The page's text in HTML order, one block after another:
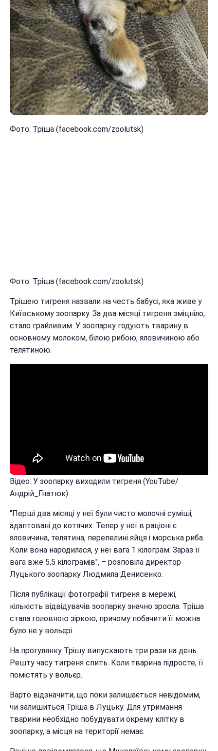
Фото: Тріша (facebook.com/zoolutsk)
Фото: Тріша (facebook.com/zoolutsk)
Трішею тигреня назвали на честь бабусі, яка живе у
Київському зоопарку. За два місяці тигреня зміцніло,
стало грайливим. У зоопарку годують тварину в
основному молоком, білою рибою, яловичиною або
телятиною.
Відео: У зоопарку виходили тигреня (YouTube/
Андрій_Гнатюк)
"Перші два місяці у неї були чисто молочні суміші,
адаптовані до котячих. Тепер у неї в раціоні є
яловичина, телятина, перепелині яйця і морська риба.
Коли вона народилася, у неї вага 1 кілограм. Зараз її
вага вже 5,5 кілограмів", – розповіла директор
Луцького зоопарку Людмила Денисенко.
Після публікації фотографії тигреня в мережі,
кількість відвідувачів зоопарку значно зросла. Тріша
стала головною зіркою, причому побачити її можна
було не у вольєрі.
На прогулянку Трішу випускають три рази на день.
Решту часу тигреня спить. Коли тварина підросте, її
помістять у вольєр.
Варто відзначити, що поки залишається невідомим,
чи залишиться Тріша в Луцьку. Для утримання
тварини необхідно побудувати окрему клітку в
зоопарку, а місця на території немає.